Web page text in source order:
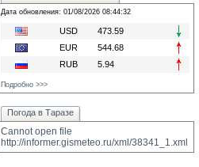
Дата обновления: 01/08/2026 08:44:32
USD
473.59
EUR
544.68
RUB
5.94
Подробно >>>
Погода в Таразе
Cannot open file
http://informer.gismeteo.ru/xml/38341_1.xml